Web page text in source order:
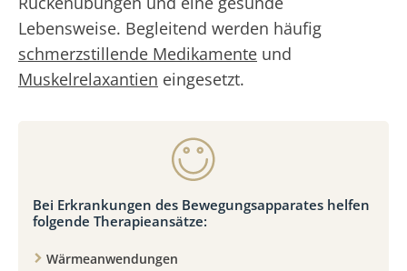
Lebensweise. Begleitend werden häufig
schmerzstillende Medikamente und
Muskelrelaxantien eingesetzt.
Bei Erkrankungen des Bewegungsapparates helfen
folgende Therapieansätze:
Wärmeanwendungen